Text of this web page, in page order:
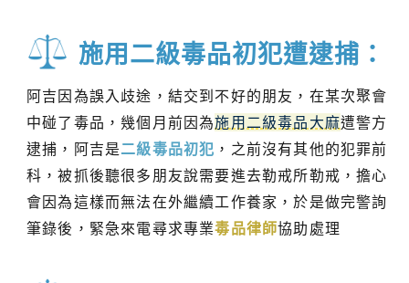
施用二級毒品初犯遭逮捕：
阿吉因為誤入歧途，結交到不好的朋友，在某次聚會
中碰了毒品，幾個月前因為施用二級毒品大麻遭警方
逮捕，阿吉是二級毒品初犯 ，之前沒有其他的犯罪前
科，被抓後聽很多朋友說需要進去勒戒所勒戒，擔心
會因為這樣而無法在外繼續工作養家，於是做完警詢
筆錄後，緊急來電尋求專業毒品律師協助處理